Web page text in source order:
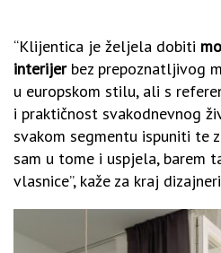
“Klijentica je željela dobiti
interijerbez prepoznatljivog
u europskom stilu, ali s
i praktičnost svakodnevnog
svakom segmentu ispuniti te
sam u tome i uspjela, barem
vlasnice”, kaže za kraj